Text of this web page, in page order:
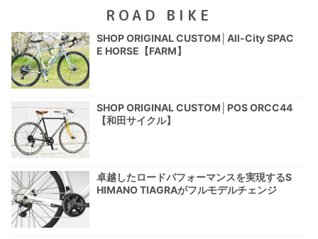
ROAD BIKE
SHOP ORIGINAL CUSTOM│All-City SPAC
E HORSE【FARM】
SHOP ORIGINAL CUSTOM│POS ORCC44
【和田サイクル】
卓越したロードパフォーマンスを実現するS
HIMANO TIAGRAがフルモデルチェンジ